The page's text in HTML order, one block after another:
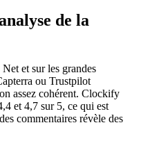
de la
et sur les grandes
ou Trustpilot
assez cohérent. Clockify
et 4,7 sur 5, ce qui est
commentaires révèle des